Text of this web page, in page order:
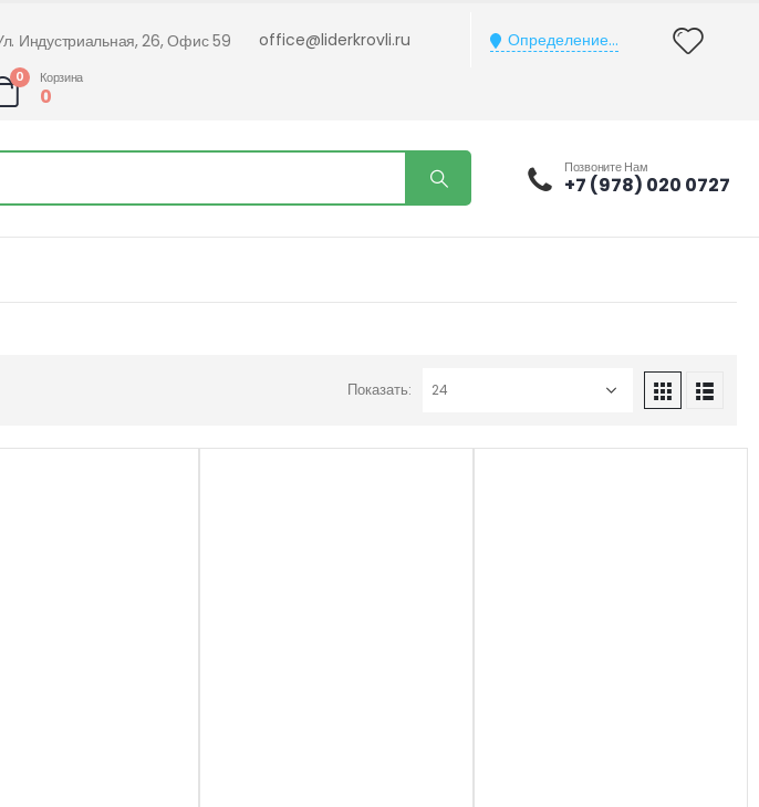
Индустриальная, 26, Офис 59 office@liderkrovli.ru Определение...
0 Корзина
0
Позвоните Нам
+7 (978) 020 0727
Показать: